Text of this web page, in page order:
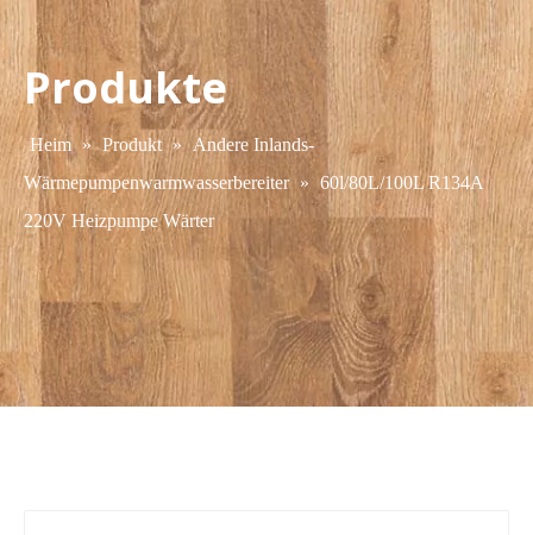
Produkte
Heim » Produkt » Andere Inlands-
Wärmepumpenwarmwasserbereiter » 60l/80L/100L R134A
220V Heizpumpe Wärter